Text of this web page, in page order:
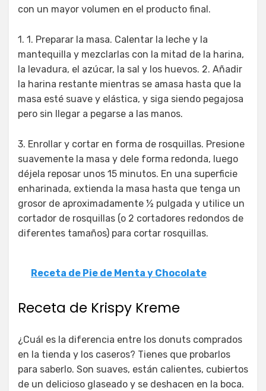
con un mayor volumen en el producto final.
1. 1. Preparar la masa. Calentar la leche y la
mantequilla y mezclarlas con la mitad de la harina,
la levadura, el azúcar, la sal y los huevos. 2. Añadir
la harina restante mientras se amasa hasta que la
masa esté suave y elástica, y siga siendo pegajosa
pero sin llegar a pegarse a las manos.
3. Enrollar y cortar en forma de rosquillas. Presione
suavemente la masa y dele forma redonda, luego
déjela reposar unos 15 minutos. En una superficie
enharinada, extienda la masa hasta que tenga un
grosor de aproximadamente ½ pulgada y utilice un
cortador de rosquillas (o 2 cortadores redondos de
diferentes tamaños) para cortar rosquillas.
Receta de Pie de Menta y Chocolate
Receta de Krispy Kreme
¿Cuál es la diferencia entre los donuts comprados
en la tienda y los caseros? Tienes que probarlos
para saberlo. Son suaves, están calientes, cubiertos
de un delicioso glaseado y se deshacen en la boca.